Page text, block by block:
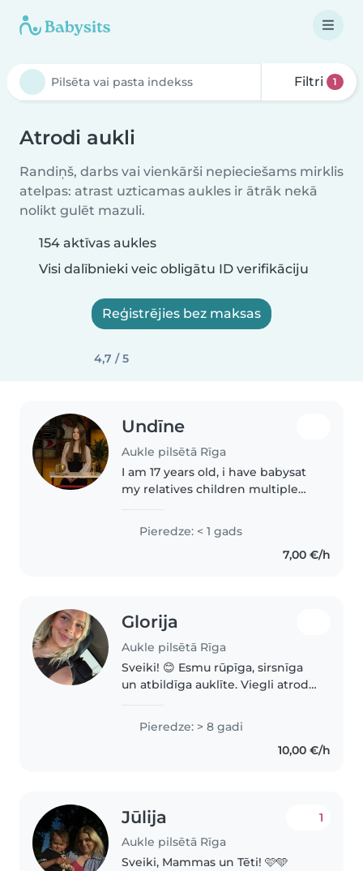
Filtri 1
Atrodi aukli
Randiņš, darbs vai vienkārši nepieciešams mirklis
atelpas: atrast uzticamas aukles ir ātrāk nekā
nolikt gulēt mazuli.
154 aktīvas aukles
Visi dalībnieki veic obligātu ID verifikāciju
Reģistrējies bez maksas
4,7 / 5
Undīne
Aukle pilsētā Rīga
I am 17 years old, i have babysat
my relatives children multiple
up after myself
Pieredze: < 1 gads
7,00 €/h
Glorija
Aukle pilsētā Rīga
Sveiki! 😊 Esmu rūpīga, sirsnīga
un atbildīga auklīte. Viegli atrodu
mazākajiem līdz zinātkāriem
Pieredze: > 8 gadi
10,00 €/h
Jūlija
Aukle pilsētā Rīga
1
Sveiki, Mammas un Tēti! 🩷🩵